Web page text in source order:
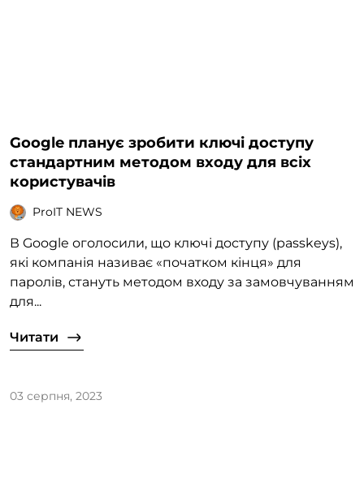
Google планує зробити ключі доступу
стандартним методом входу для всіх
користувачів
ProIT NEWS
В Google оголосили, що ключі доступу (passkeys),
які компанія називає «початком кінця» для
паролів, стануть методом входу за замовчуванням
для...
Читати
03 серпня, 2023